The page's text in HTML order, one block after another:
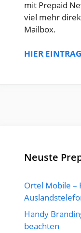
mit Prepaid
viel mehr
Mailbox.
HIER
Neuste
Ortel Mobile –
Handy
beachten